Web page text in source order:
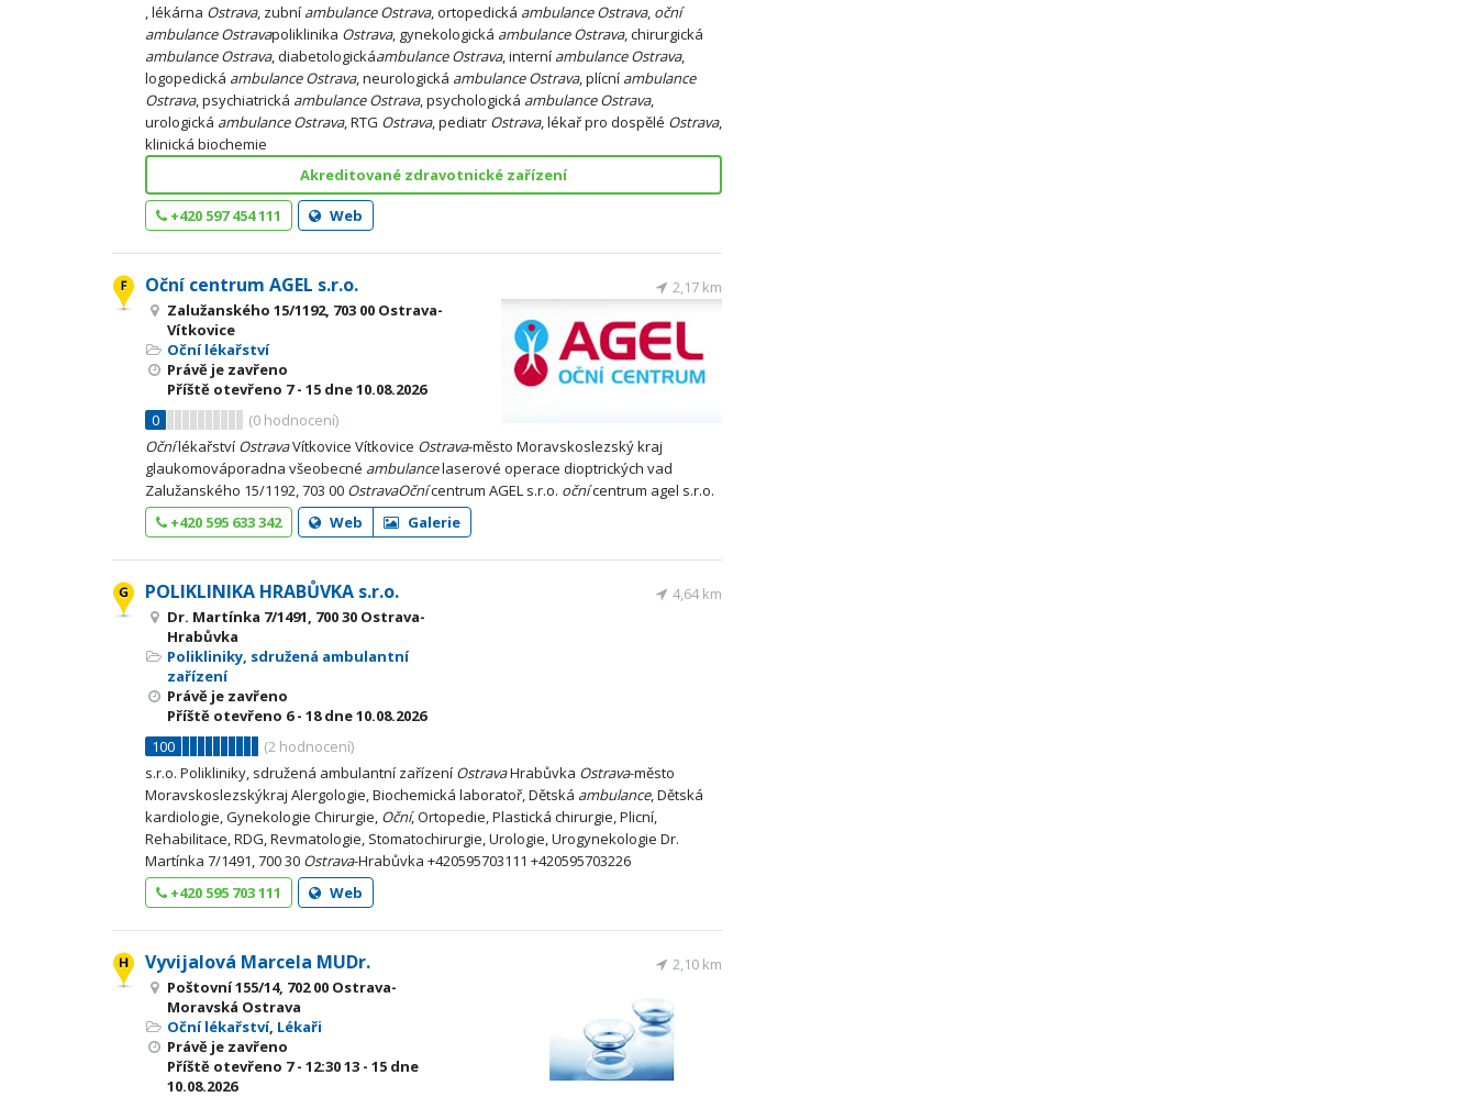
, lékárna Ostrava, zubní ambulance Ostrava, ortopedická ambulance Ostrava, oční
ambulance Ostravapoliklinika Ostrava, gynekologická ambulance Ostrava, chirurgická
ambulance Ostrava, diabetologickáambulance Ostrava, interní ambulance Ostrava,
logopedická ambulance Ostrava, neurologická ambulance Ostrava, plícní ambulance
Ostrava, psychiatrická ambulance Ostrava, psychologická ambulance Ostrava,
urologická ambulance Ostrava, RTG Ostrava, pediatr Ostrava, lékař pro dospělé Ostrava,
klinická biochemie
Akreditované zdravotnické zařízení
+420 597 454 111 Web
Oční centrum AGEL s.r.o.
Zalužanského 15/1192, 703 00 Ostrava-
Vítkovice
Oční lékařství
Právě je zavřeno
Příště otevřeno 7 - 15 dne 10.08.2026
0
(0 hodnocení)
2,17 km
Očnílékařství OstravaVítkovice Vítkovice Ostrava-město Moravskoslezský kraj
glaukomováporadna všeobecné ambulancelaserové operace dioptrických vad
Zalužanského 15/1192, 703 00 OstravaOčnícentrum AGEL s.r.o. očnícentrum agel s.r.o.
+420 595 633 342
Web Galerie
POLIKLINIKA HRABŮVKA s.r.o.
Dr. Martínka 7/1491, 700 30 Ostrava-
Hrabůvka
Polikliniky, sdružená ambulantní
zařízení
Právě je zavřeno
Příště otevřeno 6 - 18dne 10.08.2026
100
(2 hodnocení)
4,64 km
s.r.o. Polikliniky, sdružená ambulantní zařízení OstravaHrabůvka Ostrava-město
Moravskoslezskýkraj Alergologie, Biochemická laboratoř, Dětská ambulance, Dětská
kardiologie, Gynekologie Chirurgie, Oční, Ortopedie, Plastická chirurgie, Plicní,
Rehabilitace, RDG, Revmatologie, Stomatochirurgie, Urologie, Urogynekologie Dr.
Martínka 7/1491, 700 30 Ostrava-Hrabůvka +420595703111 +420595703226
+420 595 703 111
Web
Vyvijalová Marcela MUDr.
Poštovní 155/14, 702 00 Ostrava-
Moravská Ostrava
Oční lékařství, Lékaři
Právě je zavřeno
Příště otevřeno 7 - 12:3013 - 15 dne
10.08.2026
2,10 km